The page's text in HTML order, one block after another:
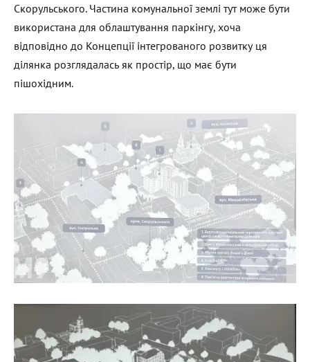
Скорульського. Частина комунальної землі тут може бути
використана для облаштування паркінгу, хоча
відповідно до Концепції інтегрованого розвитку ця
ділянка розглядалась як простір, що має бути
пішохідним.